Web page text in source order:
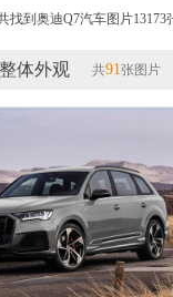
找到奥迪Q7汽车图片13173
体外观 共91张图片